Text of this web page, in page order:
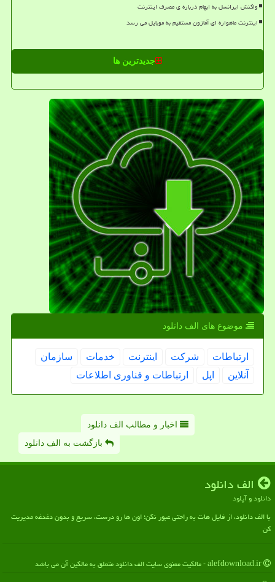
واکنش ایرانسل به ابهام درباره ی مصرف اینترنت
اینترنت ماهواره ای آمازون مستقیم به موبایل می رسد
جدیدترین ها
موضوع های الف دانلود
ارتباطات شركت اینترنت خدمات
سازمان
آنلاین
اپل ارتباطات و فناوری اطلاعات
اخبار و مطالب الف دانلود
بازگشت به الف دانلود
الف دانلود
دانلود و آپلود
با الف دانلود، از فایل هات به راحتی عبور نکن؛ اون ها رو درست، سریع و بدون دغدغه مدیریت
کن